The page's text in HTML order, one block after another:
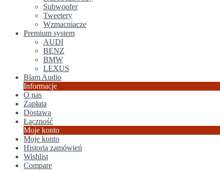
Subwoofer
Tweetery
Wzmacniacze
Premium system
AUDI
BENZ
BMW
LEXUS
Blam Audio
Informacje
O nas
Zapłata
Dostawa
Łączność
Moje konto
Moje konto
Historia zamówień
Wishlist
Compare